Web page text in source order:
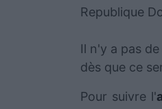
Republique
Il n'y a pas
dès que ce
Pour suivre l'